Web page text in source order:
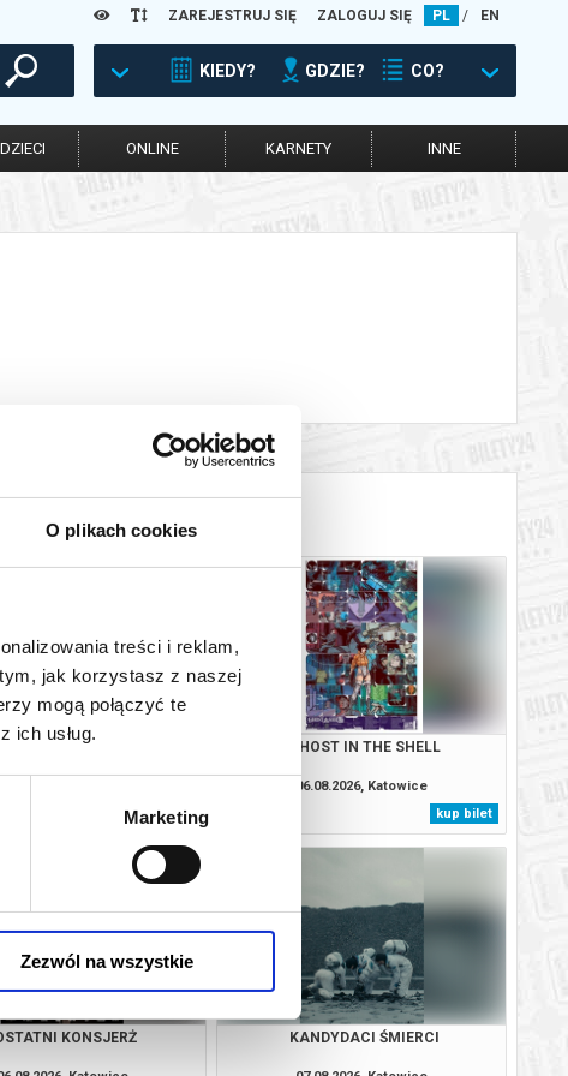
O plikach cookies
treści i reklam,
jak korzystasz z naszej
mogą połączyć te
ich usług.
Marketing
Zezwól na wszystkie
ZAREJESTRUJ SIĘ ZALOGUJ SIĘ PL / EN
KIEDY? GDZIE? CO?
ONLINE KARNETY INNE
SOBIE NIE MÓWIMY
kup bilet
GHOST IN THE SHELL
06.08.2026, Katowice
kup bilet
KONSJERŻ KANDYDACI ŚMIERCI